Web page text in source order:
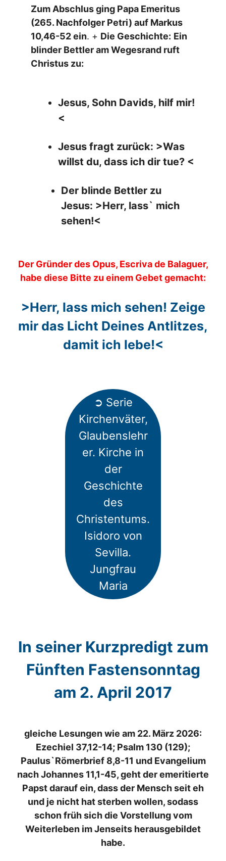
Zum Abschlus ging Papa Emeritus
(265. Nachfolger Petri) auf Markus
10,46-52 ein. + Die Geschichte: Ein
blinder Bettler am Wegesrand ruft
Christus zu:
Jesus, Sohn Davids, hilf mir!
<
Jesus fragt zurück: >Was
willst du, dass ich dir tue? <
Der blinde Bettler zu
Jesus: >Herr, lass` mich
sehen!<
Der Gründer des Opus, Escriva de Balaguer,
habe diese Bitte zu einem Gebet gemacht:
>Herr, lass mich sehen! Zeige
mir das Licht Deines Antlitzes,
damit ich lebe!<
➲ Serie
Kirchenväter,
Glaubenslehr
er. Kirche in
der
Geschichte
des
Christentums.
Isidoro von
Sevilla.
Jungfrau
Maria
In seiner Kurzpredigt zum
Fünften Fastensonntag
am 2. April 2017
gleiche Lesungen wie am 22. März 2026:
Ezechiel 37,12-14; Psalm 130 (129);
Paulus`Römerbrief 8,8-11 und Evangelium
nach Johannes 11,1-45, geht der emeritierte
Papst darauf ein, dass der Mensch seit eh
und je nicht hat sterben wollen, sodass
schon früh sich die Vorstellung vom
Weiterleben im Jenseits herausgebildet
habe.